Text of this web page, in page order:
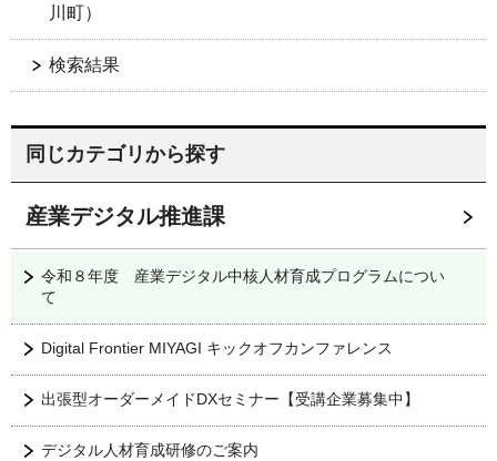
川町）
検索結果
同じカテゴリから探す
産業デジタル推進課
令和８年度 産業デジタル中核人材育成プログラムについ
て
Digital Frontier MIYAGI キックオフカンファレンス
出張型オーダーメイドDXセミナー【受講企業募集中】
デジタル人材育成研修のご案内